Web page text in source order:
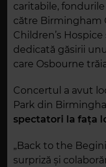
caritabile,
către Birmingham
Children’s
dedicată găsirii
care Osbourne
Concertul a avut
Park din
spectatori la fața
„Back to the
surpriză și